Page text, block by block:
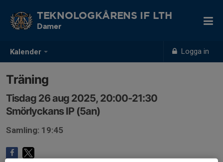
Kalender Logga in
TEKNOLOGKÅRENS IF LTH
Damer
Träning
Tisdag 26 aug 2025, 20:00-21:30
Smörlyckans IP (5an)
Samling: 19:45